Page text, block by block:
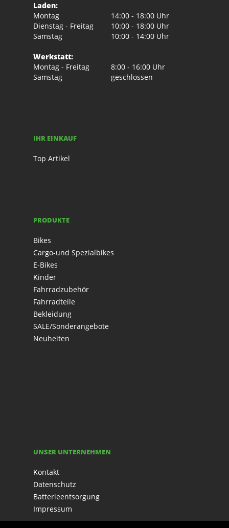
Laden:
Montag
14:00 - 18:00 Uhr
Dienstag - Freitag
10:00 - 18:00 Uhr
Samstag
10:00 - 14:00 Uhr
Werkstatt:
Montag - Freitag
8:00 - 16:00 Uhr
Samstag
geschlossen
IHR EINKAUF
Top Artikel
PRODUKTE
Bikes
Cargo-und Spezialbikes
E-Bikes
Kinder
Fahrradzubehör
Fahrradteile
Bekleidung
SALE/Sonderangebote
Neuheiten
UNSER UNTERNEHMEN
Kontakt
Datenschutz
Batterieentsorgung
Impressum